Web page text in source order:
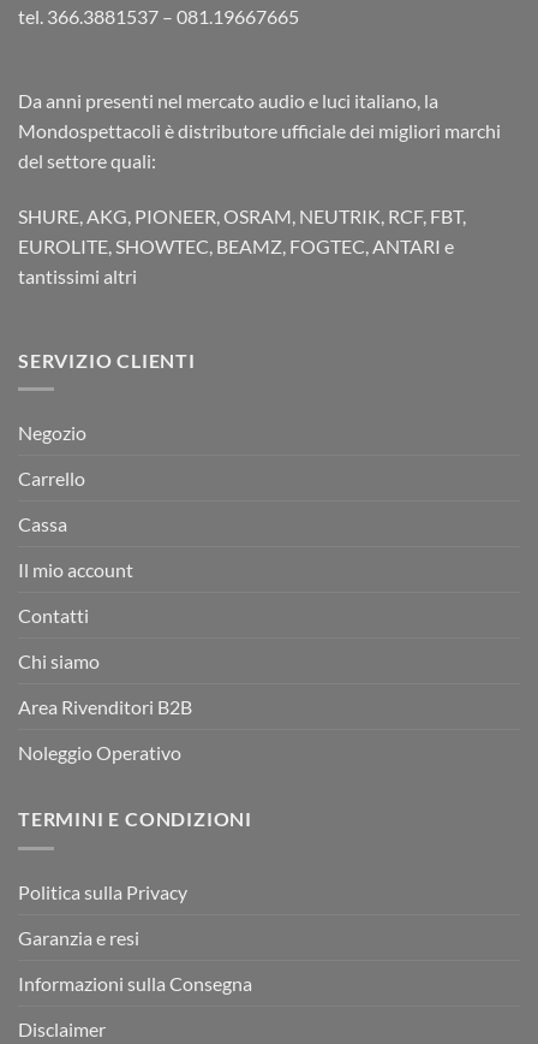
tel. 366.3881537 – 081.19667665
Da anni presenti nel mercato audio e luci italiano, la
Mondospettacoli è distributore ufficiale dei migliori marchi
del settore quali:
SHURE, AKG, PIONEER, OSRAM, NEUTRIK, RCF, FBT,
EUROLITE, SHOWTEC, BEAMZ, FOGTEC, ANTARI e
tantissimi altri
SERVIZIO CLIENTI
Negozio
Carrello
Cassa
Il mio account
Contatti
Chi siamo
Area Rivenditori B2B
Noleggio Operativo
TERMINI E CONDIZIONI
Politica sulla Privacy
Garanzia e resi
Informazioni sulla Consegna
Disclaimer